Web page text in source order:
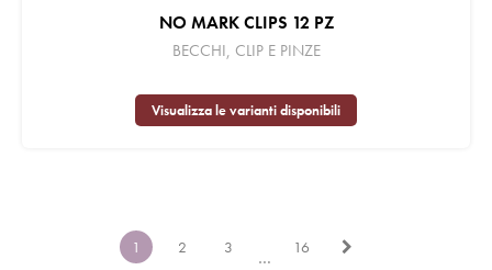
NO MARK CLIPS 12 PZ
BECCHI, CLIP E PINZE
Visualizza le varianti disponibili
1 2 3 … 16